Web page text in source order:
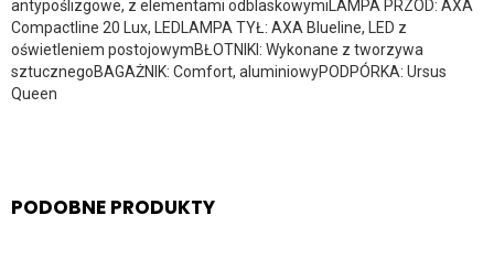
antypoślizgowe, z elementami odblaskowymiLAMPA PRZÓD: AXA
Compactline 20 Lux, LEDLAMPA TYŁ: AXA Blueline, LED z
oświetleniem postojowymBŁOTNIKI: Wykonane z tworzywa
sztucznegoBAGAŻNIK: Comfort, aluminiowyPODPÓRKA: Ursus
Queen
PODOBNE PRODUKTY